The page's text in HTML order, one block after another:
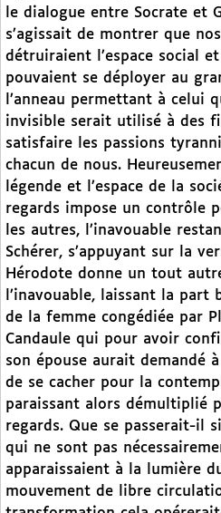
le dialogue entre Socrate et
s’agissait de montrer que
détruiraient l’espace social
pouvaient se déployer au
l’anneau permettant à celui
invisible serait utilisé à des
satisfaire les passions
chacun de nous.
légende et l’espace de la
regards impose un contrôle
les autres, l’inavouable
Schérer, s’appuyant sur la
Hérodote donne un tout
l’inavouable, laissant la
de la femme congédiée par
Candaule qui pour avoir
son épouse aurait demandé
de se cacher pour la
paraissant alors démultiplié
regards. Que se passerait-il
qui ne sont pas
apparaissaient à la lumière
mouvement de libre